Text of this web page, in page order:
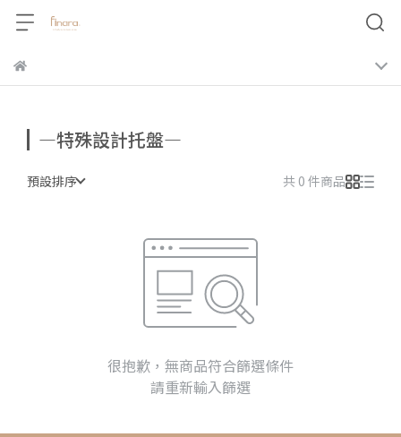
—特殊設計托盤—
預設排序 共 0 件商品
很抱歉，無商品符合篩選條件
請重新輸入篩選